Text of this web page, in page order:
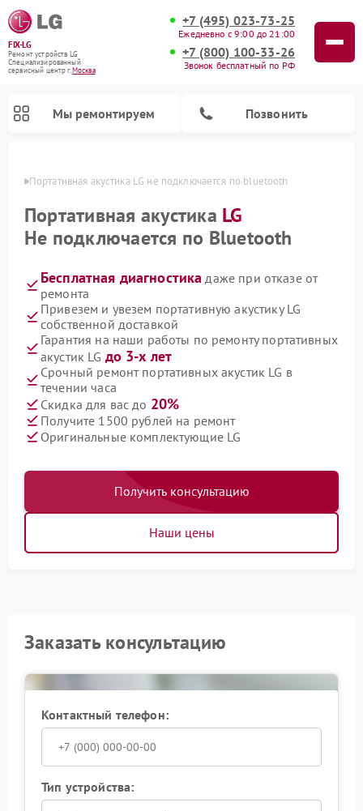
FIX-LG
Ремонт устройств LG
Специализированный
cервисный центр г.Москва
+7 (495) 023-73-25
Ежедневно с 9:00 до 21:00
+7 (800) 100-33-26
Звонок бесплатный по РФ
Мы ремонтируем Позвонить
Портативная акустика LG не подключается по bluetooth
Портативная акустика LG
Не подключается по Bluetooth
Бесплатная диагностика даже при отказе от
ремонта
Привезем и увезем портативную акустику LG
собственной доставкой
Гарантия на наши работы по ремонту портативных
акустик LG до 3-х лет
Срочный ремонт портативных акустик LG в
течении часа
Скидка для вас до 20%
Получите 1500 рублей на ремонт
Оригинальные комплектующие LG
Получить консультацию
Наши цены
Заказать консультацию
Контактный телефон:
Тип устройства: